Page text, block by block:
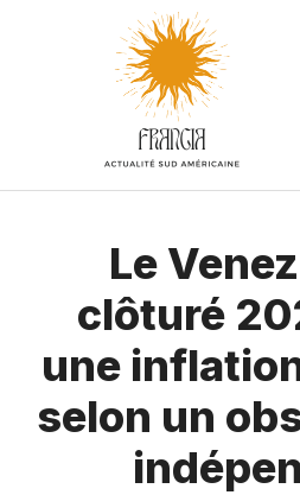
Le
clôturé
une
selon un